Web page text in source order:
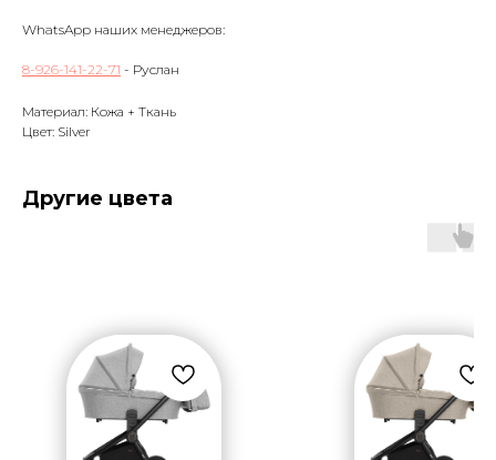
WhatsApp наших менеджеров:
8-926-141-22-71 - Руслан
Материал: Кожа + Ткань
Цвет: Silver
Другие цвета